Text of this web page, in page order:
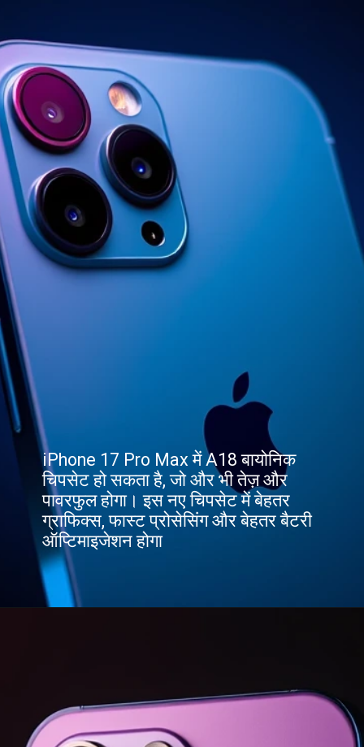
iPhone 17 Pro Max में A18 बायोनिक
चिपसेट हो सकता है, जो और भी तेज़ और
पावरफुल होगा। इस नए चिपसेट में बेहतर
ग्राफिक्स, फास्ट प्रोसेसिंग और बेहतर बैटरी
ऑप्टिमाइजेशन होगा